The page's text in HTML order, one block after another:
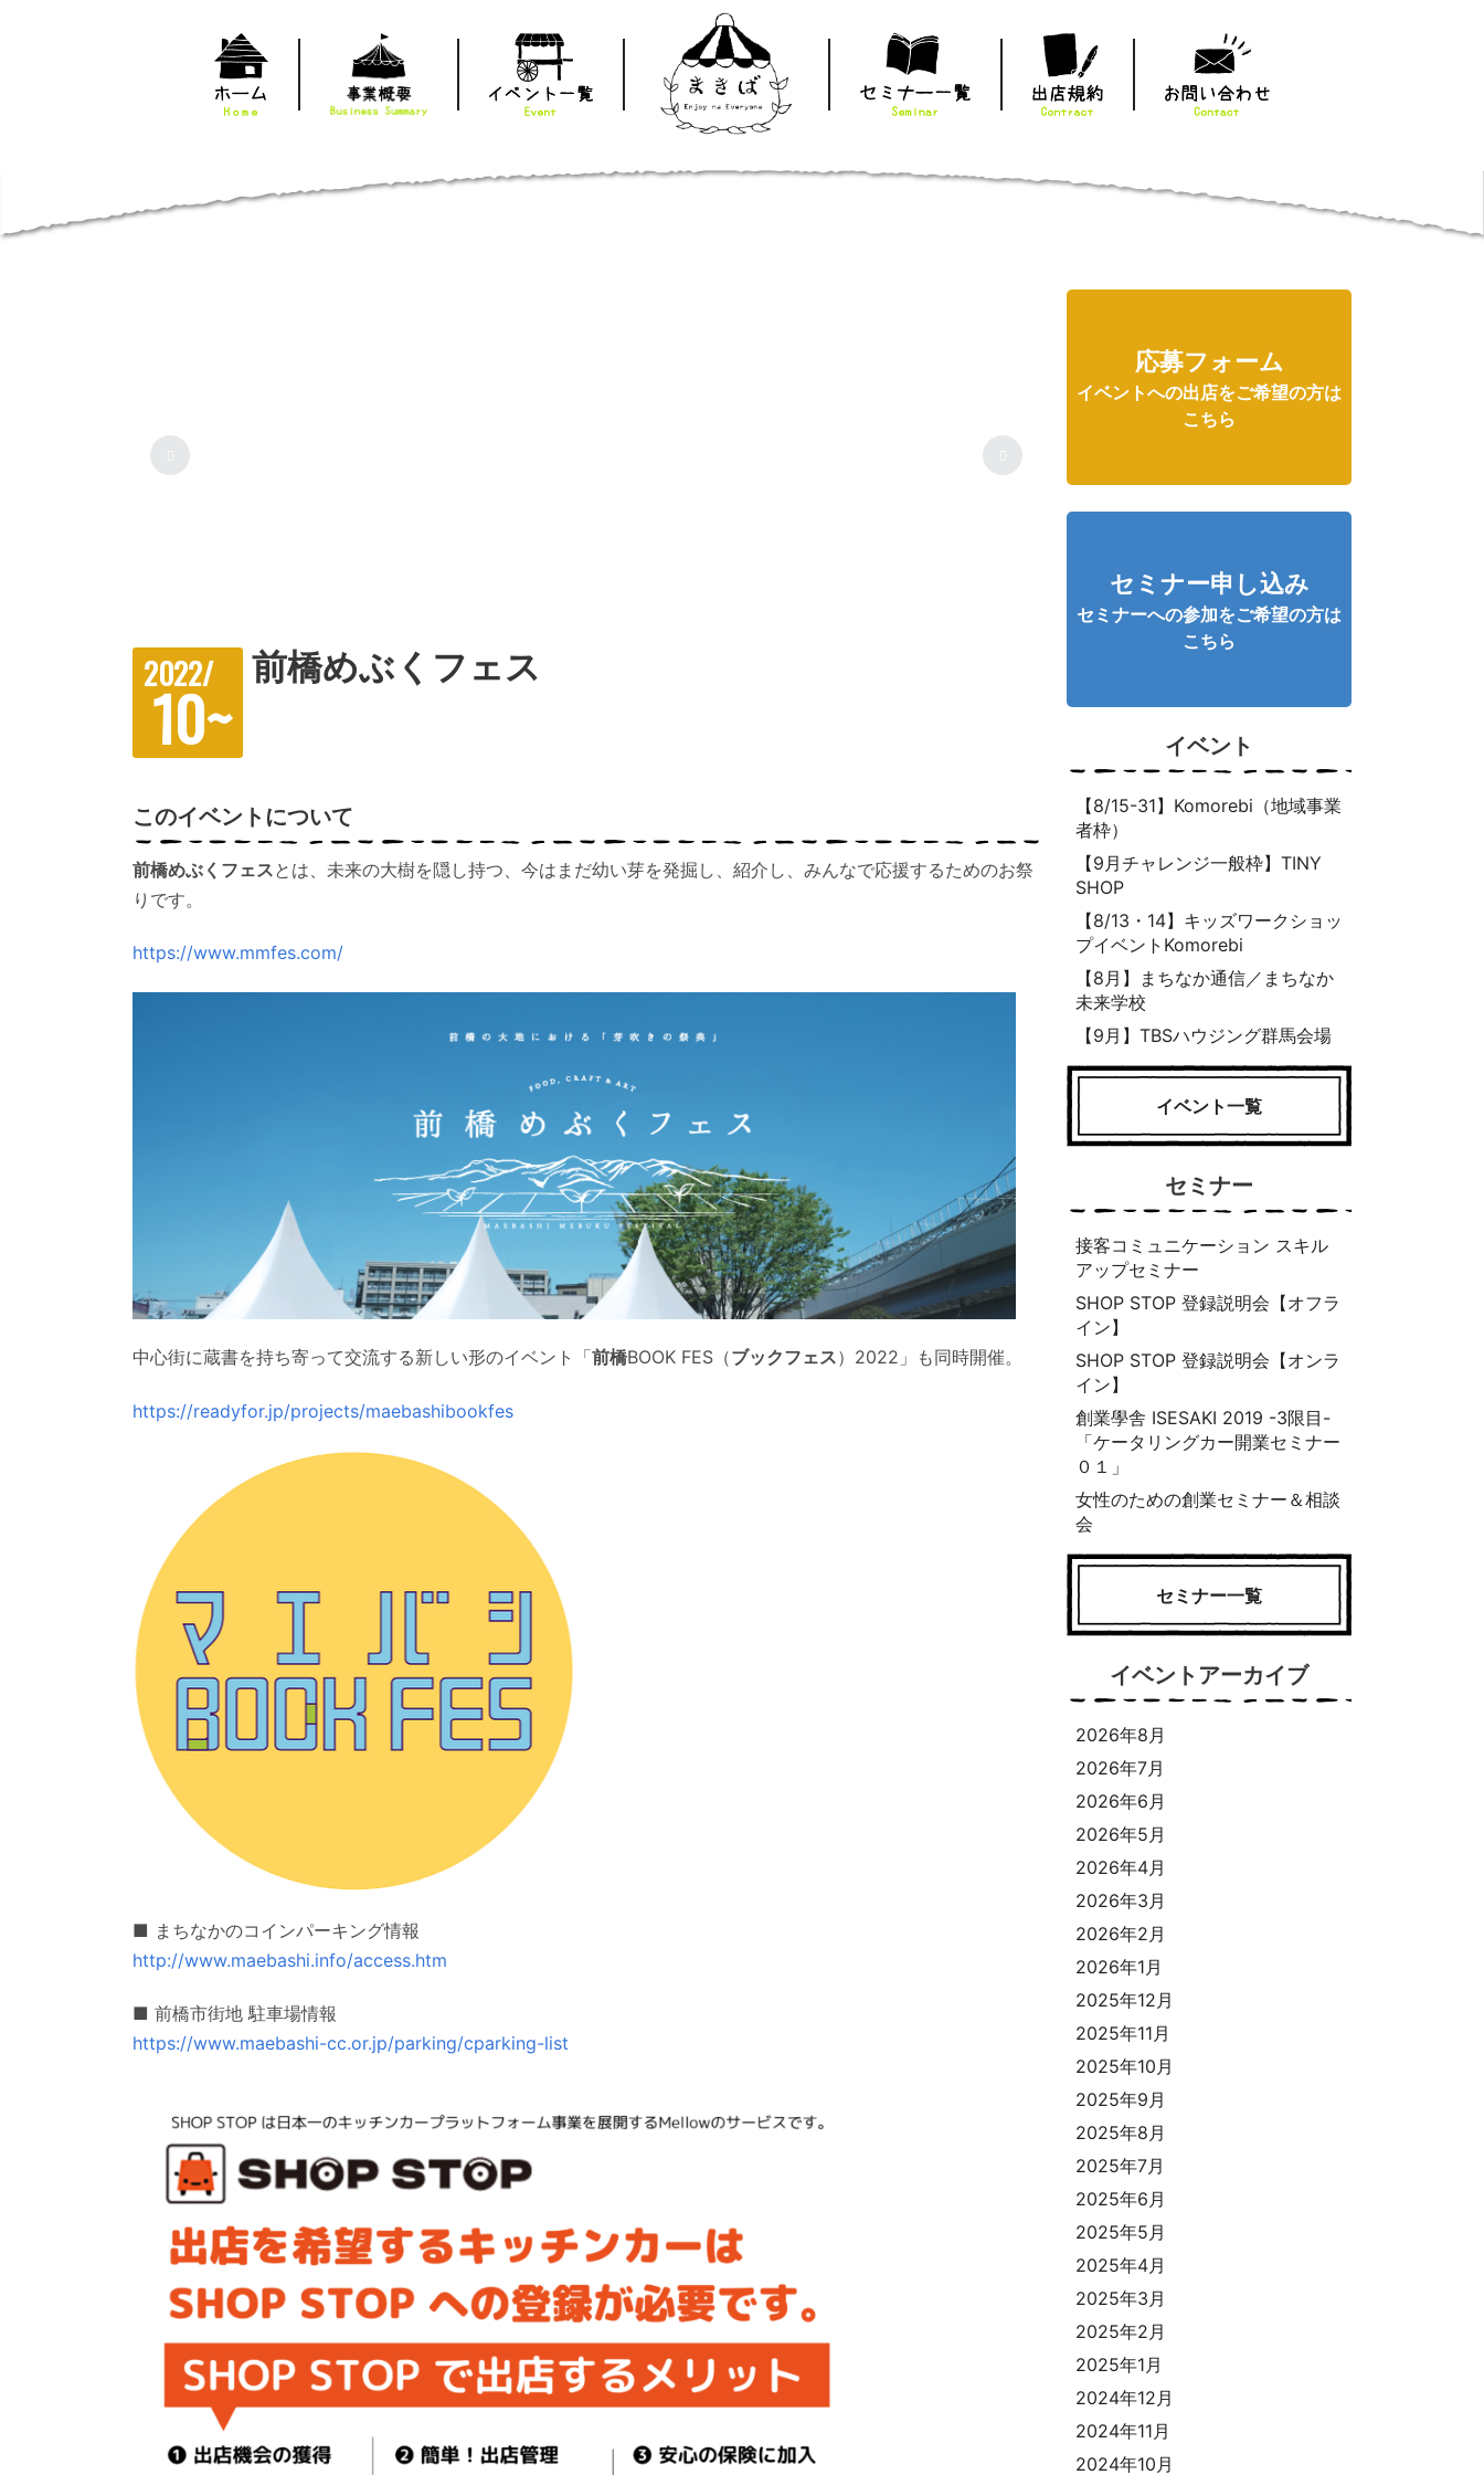
2022/
10~
前橋めぶくフェス
このイベントについて
前橋めぶくフェスとは、未来の大樹を隠し持つ、今はまだ幼い芽を発掘し、紹介し、みんなで応援するためのお祭
りです。
https://www.mmfes.com/
中心街に蔵書を持ち寄って交流する新しい形のイベント「前橋BOOK FES（ブックフェス）2022」も同時開催。
https://readyfor.jp/projects/maebashibookfes
■ まちなかのコインパーキング情報
http://www.maebashi.info/access.htm
■ 前橋市街地 駐車場情報
https://www.maebashi-cc.or.jp/parking/cparking-list
応募フォーム
イベントへの出店をご希望の方は
こちら
セミナー申し込み
セミナーへの参加をご希望の方は
こちら
イベント
【8/15-31】Komorebi（地域事業
者枠）
【9月チャレンジ一般枠】TINY
SHOP
【8/13・14】キッズワークショッ
プイベントKomorebi
【8月】まちなか通信／まちなか
未来学校
【9月】TBSハウジング群馬会場
イベント一覧
セミナー
接客コミュニケーション スキル
アップセミナー
SHOP STOP 登録説明会【オフラ
イン】
SHOP STOP 登録説明会【オンラ
イン】
創業學舎 ISESAKI 2019 -3限目-
「ケータリングカー開業セミナー
０１」
女性のための創業セミナー＆相談
会
セミナー一覧
イベントアーカイブ
2026年8月
2026年7月
2026年6月
2026年5月
2026年4月
2026年3月
2026年2月
2026年1月
2025年12月
2025年11月
2025年10月
2025年9月
2025年8月
2025年7月
2025年6月
2025年5月
2025年4月
2025年3月
2025年2月
2025年1月
2024年12月
2024年11月
2024年10月